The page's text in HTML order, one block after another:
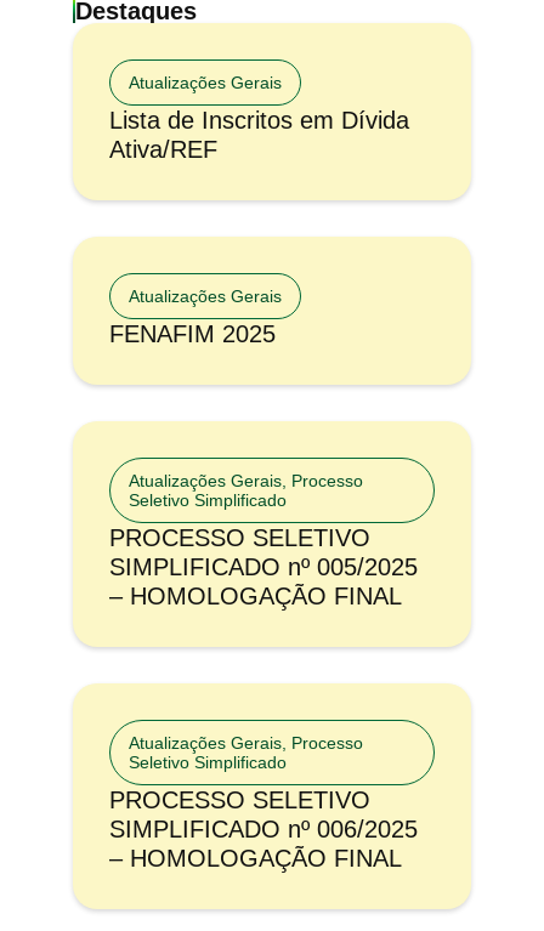
Destaques
Atualizações Gerais
Lista de Inscritos em Dívida
Ativa/REF
Atualizações Gerais
FENAFIM 2025
Atualizações Gerais Processo
Seletivo Simplificado
PROCESSO SELETIVO
SIMPLIFICADO nº 005/2025
– HOMOLOGAÇÃO FINAL
Atualizações Gerais Processo
Seletivo Simplificado
PROCESSO SELETIVO
SIMPLIFICADO nº 006/2025
– HOMOLOGAÇÃO FINAL